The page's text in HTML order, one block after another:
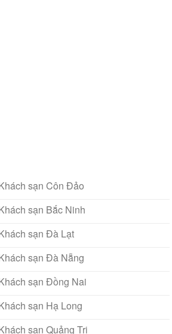
sạn Côn Đảo
sạn Bắc Ninh
sạn Đà Lạt
sạn Đà Nẵng
sạn Đồng Nai
sạn Hạ Long
sạn Quảng Trị